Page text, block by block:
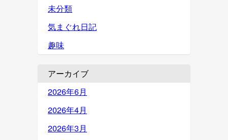
未分類
気まぐれ日記
趣味
アーカイブ
2026年6月
2026年4月
2026年3月